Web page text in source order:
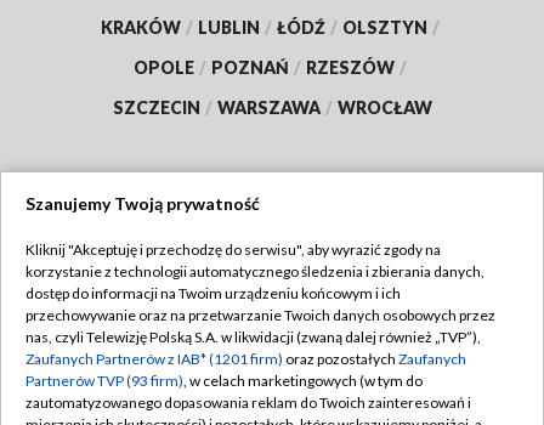
KRAKÓW / LUBLIN / ŁÓDŹ / OLSZTYN /
OPOLE / POZNAŃ / RZESZÓW /
SZCZECIN / WARSZAWA / WROCŁAW
TVP
Abonament TVP
Emisja w TVP
Centrum informacji TVP
Regulamin TVP
Polityka prywatności
Moje zgody
Szanujemy Twoją prywatność
Kliknij "Akceptuję i przechodzę do serwisu", aby wyrazić zgody na
korzystanie z technologii automatycznego śledzenia i zbierania danych,
dostęp do informacji na Twoim urządzeniu końcowym i ich
przechowywanie oraz na przetwarzanie Twoich danych osobowych przez
nas, czyli Telewizję Polską S.A. w likwidacji (zwaną dalej również „TVP”),
Zaufanych Partnerów z IAB* (1201 firm) oraz pozostałych Zaufanych
Partnerów TVP (93 firm), w celach marketingowych (w tym do
zautomatyzowanego dopasowania reklam do Twoich zainteresowań i